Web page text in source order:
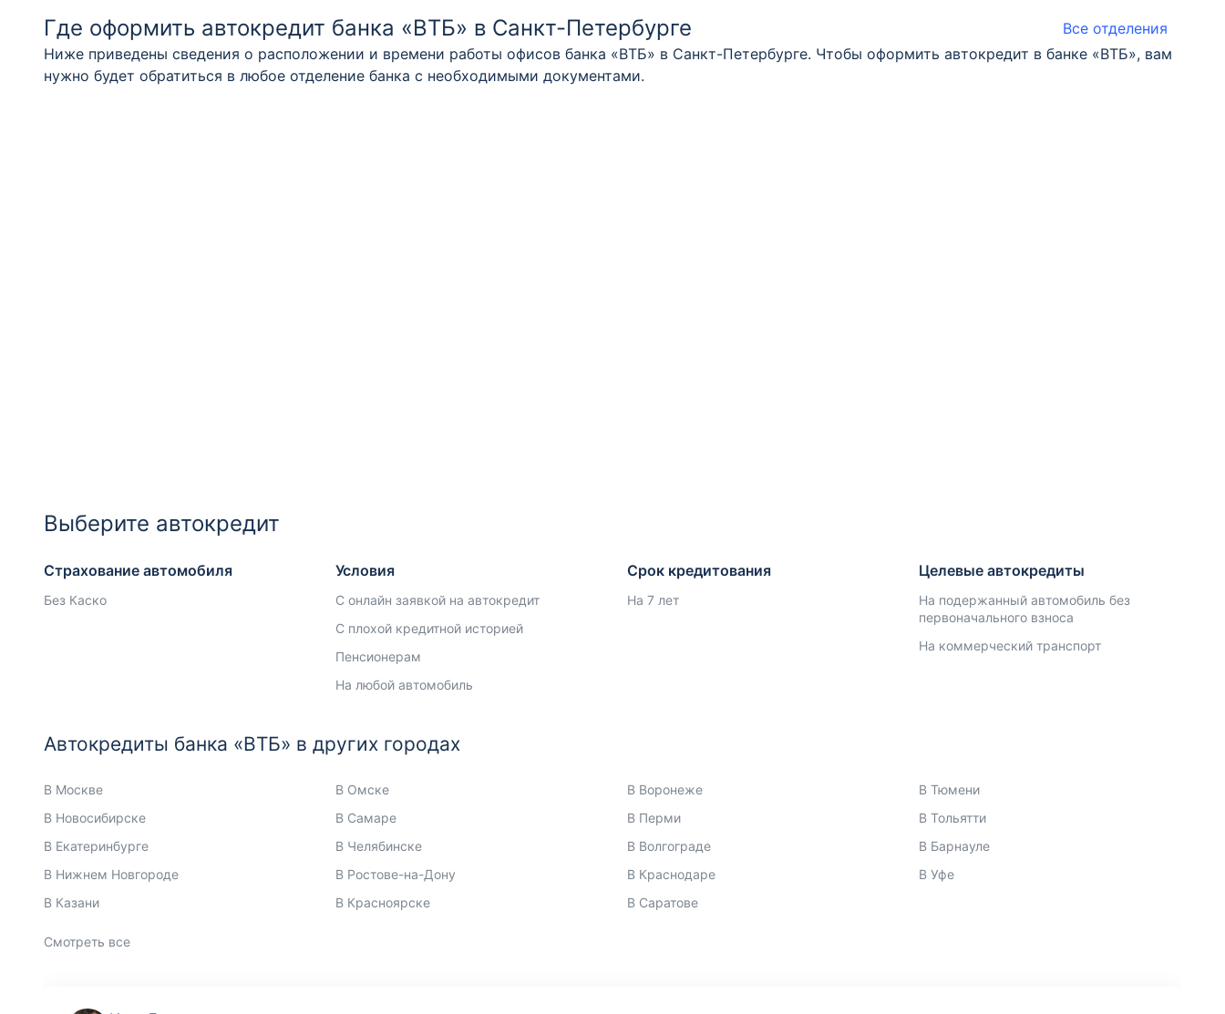
Где оформить автокредит банка «ВТБ» в Санкт-Петербурге
Все отделения
Ниже приведены сведения о расположении и времени работы офисов банка «ВТБ» в Санкт-Петербурге. Чтобы оформить автокредит в банке «ВТБ», вам
нужно будет обратиться в любое отделение банка с необходимыми документами.
Выберите автокредит
Страхование автомобиля
Без Каско
Условия
С онлайн заявкой на автокредит
С плохой кредитной историей
Пенсионерам
На любой автомобиль
Срок кредитования
На 7 лет
Целевые автокредиты
На подержанный автомобиль без
первоначального взноса
На коммерческий транспорт
Автокредиты банка «ВТБ» в других городах
В Москве
В Новосибирске
В Екатеринбурге
В Нижнем Новгороде
В Казани
В Омске
В Самаре
В Челябинске
В Ростове-на-Дону
В Красноярске
В Воронеже
В Перми
В Волгограде
В Краснодаре
В Саратове
В Тюмени
В Тольятти
В Барнауле
В Уфе
Смотреть все